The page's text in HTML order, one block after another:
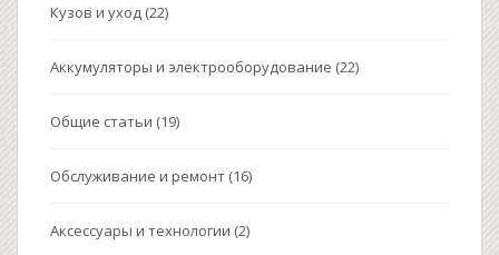
Кузов и уход (22)
Аккумуляторы и электрооборудование (22)
Общие статьи (19)
Обслуживание и ремонт (16)
Аксессуары и технологии (2)